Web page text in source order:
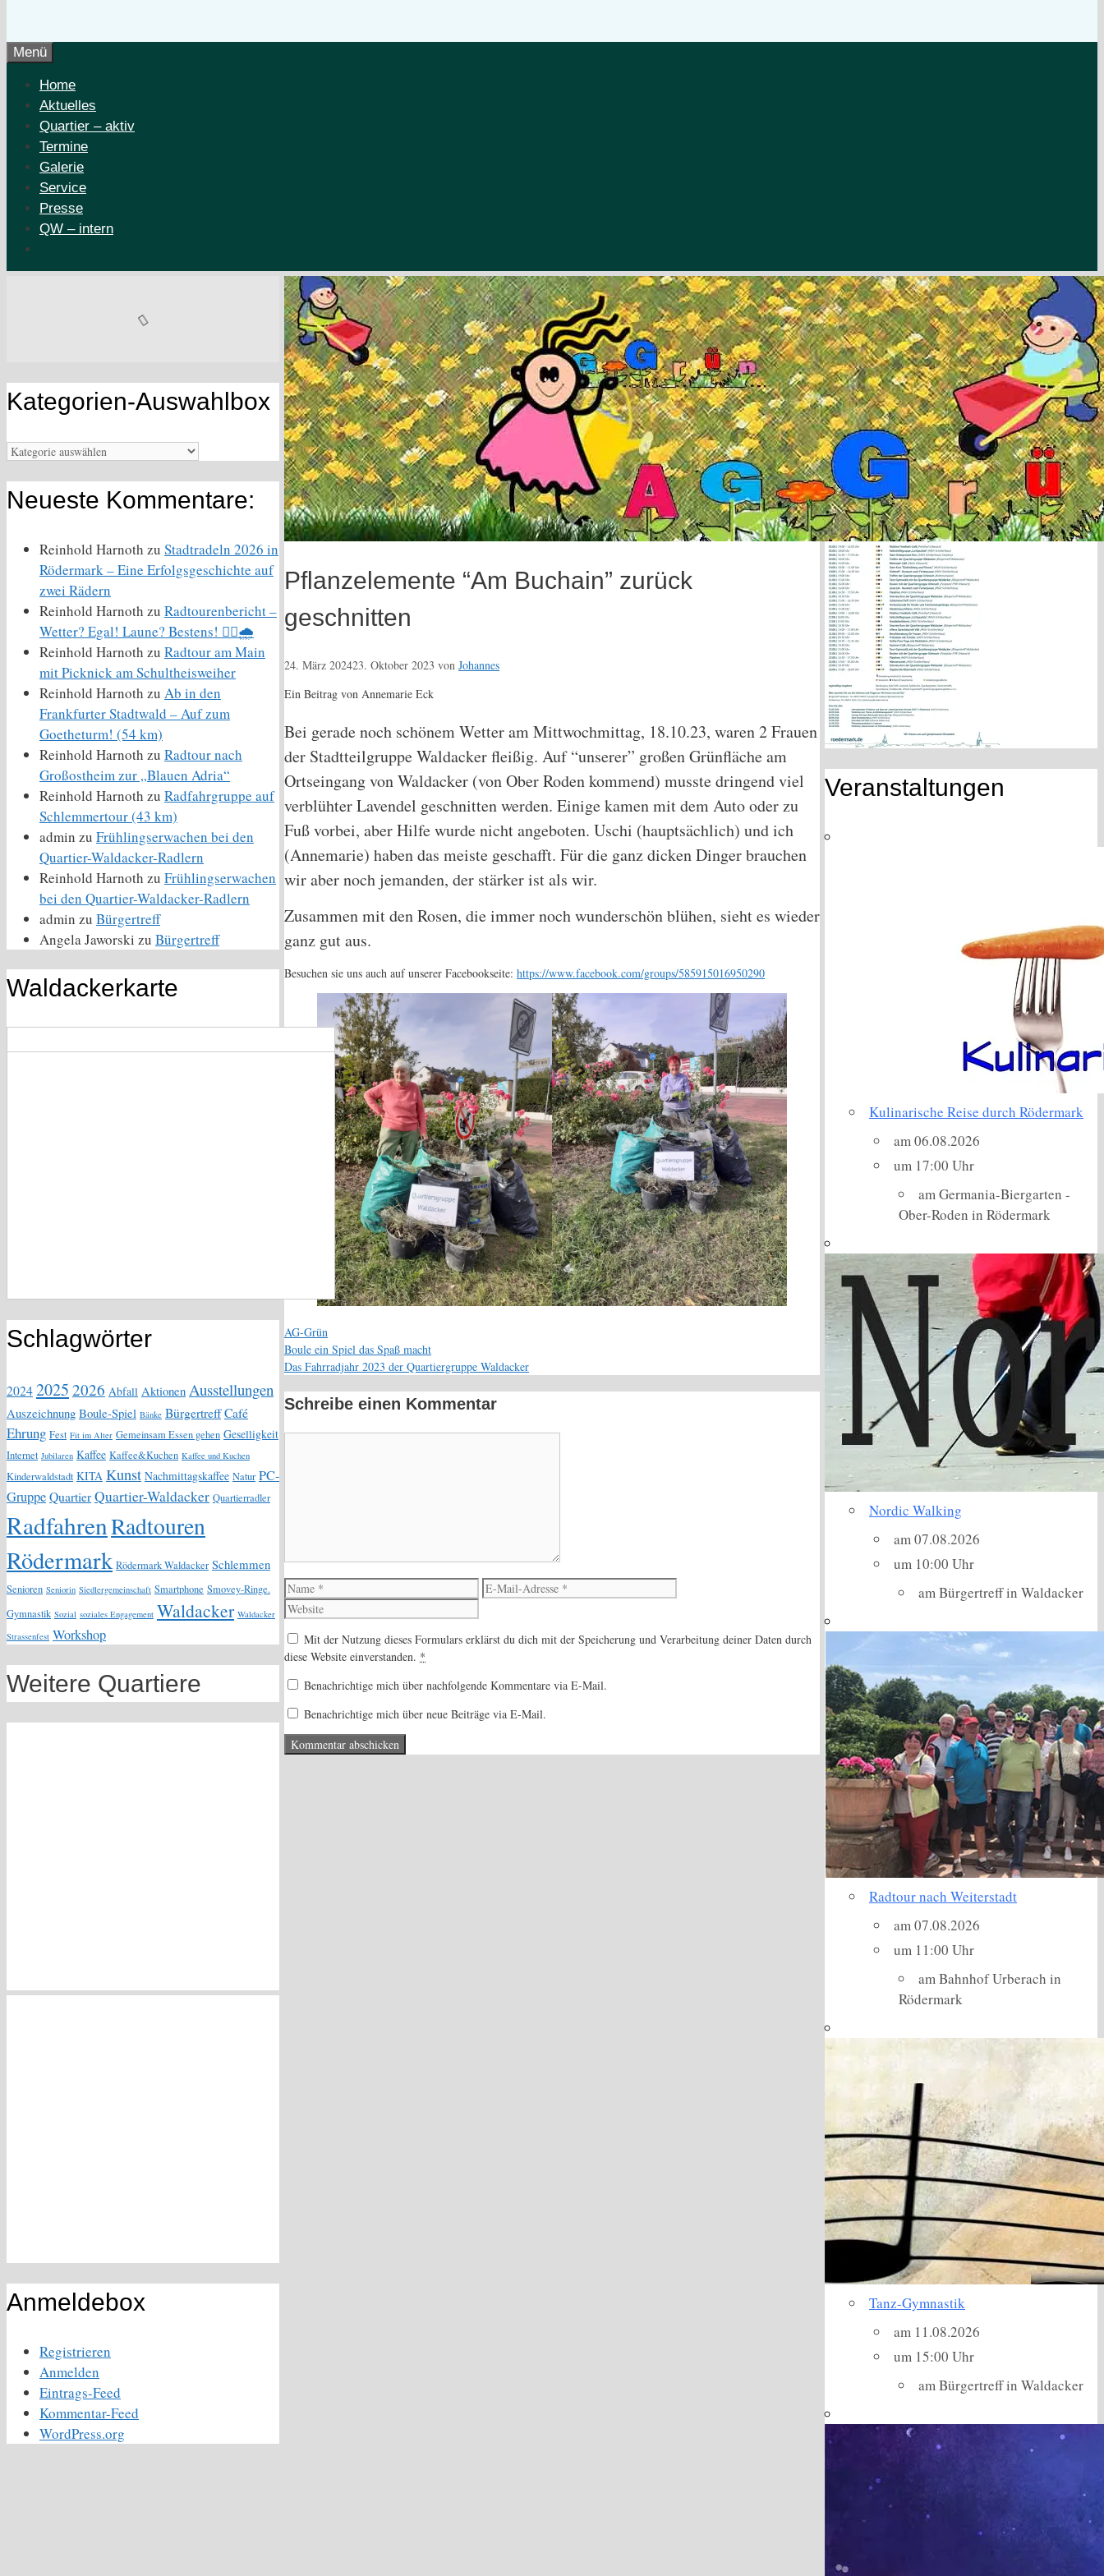
Menü
Home
Aktuelles
Quartier – aktiv
Termine
Galerie
Service
Presse
QW – intern
Pflanzelemente “Am Buchain” zurück
geschnitten
24. März 202423. Oktober 2023 von Johannes
Ein Beitrag von Annemarie Eck
Bei gerade noch schönem Wetter am Mittwochmittag, 18.10.23, waren 2 Frauen
der Stadtteilgruppe Waldacker fleißig. Auf “unserer” großen Grünfläche am
Ortseingang von Waldacker (von Ober Roden kommend) musste dringend viel
verblühter Lavendel geschnitten werden. Einige kamen mit dem Auto oder zu
Fuß vorbei, aber Hilfe wurde nicht angeboten. Uschi (hauptsächlich) und ich
(Annemarie) haben das meiste geschafft. Für die ganz dicken Dinger brauchen
wir aber noch jemanden, der stärker ist als wir.
Zusammen mit den Rosen, die immer noch wunderschön blühen, sieht es wieder
ganz gut aus.
Besuchen sie uns auch auf unserer Facebookseite: https://www.facebook.com/groups/585915016950290
Kategorien
AG-Grün
Boule ein Spiel das Spaß macht
Das Fahrradjahr 2023 der Quartiergruppe Waldacker
Schreibe einen Kommentar
Name
E-
Mail-
Mit der Nutzung dieses Formulars erklärst du dich mit der Speicherung und Verarbeitung deiner Daten durch
diese Website einverstanden. *
Benachrichtige mich über nachfolgende Kommentare via E-Mail.
Benachrichtige mich über neue Beiträge via E-Mail.
Kategorien-Auswahlbox
Kategorien-
Neueste Kommentare:
Reinhold Harnoth zu Stadtradeln 2026 in
Rödermark – Eine Erfolgsgeschichte auf
zwei Rädern
Reinhold Harnoth zu Radtourenbericht –
Wetter? Egal! Laune? Bestens! 🚴‍♀️🌧️
Reinhold Harnoth zu Radtour am Main
mit Picknick am Schultheisweiher
Reinhold Harnoth zu Ab in den
Frankfurter Stadtwald – Auf zum
Goetheturm! (54 km)
Reinhold Harnoth zu Radtour nach
Großostheim zur „Blauen Adria“
Reinhold Harnoth zu Radfahrgruppe auf
Schlemmertour (43 km)
admin zu Frühlingserwachen bei den
Quartier-Waldacker-Radlern
Reinhold Harnoth zu Frühlingserwachen
bei den Quartier-Waldacker-Radlern
admin zu Bürgertreff
Angela Jaworski zu Bürgertreff
Waldackerkarte
Schlagwörter
20242025 2026 Abfall Aktionen Ausstellungen
Auszeichnung Boule-Spiel Bänke BürgertreffCafé
Ehrung Fest Fit im Alter Gemeinsam Essen gehen Geselligkeit
Internet Jubilaren Kaffee Kaffee&Kuchen Kaffee und Kuchen
Kinderwaldstadt KITA Kunst Nachmittagskaffee Natur PC-
GruppeQuartierQuartier-Waldacker Quartierradler
RadfahrenRadtouren
Rödermark Rödermark Waldacker Schlemmen
Senioren Seniorin Siedlergemeinschaft Smartphone Smovey-Ringe.
Gymnastik Sozial soziales Engagement Waldacker Waldacker
Strassenfest Workshop
Weitere Quartiere
Anmeldebox
Registrieren
Anmelden
Eintrags-Feed
Kommentar-Feed
WordPress.org
Bürgerservice der
Stadt Rödermark
Termine Bürgertreff
Wakdacker &
Schillerhaus
Veranstaltungen
Kulinarische Reise durch Rödermark
am 06.08.2026
um 17:00 Uhr
am Germania-Biergarten -
Ober-Roden in Rödermark
Nordic Walking
am 07.08.2026
um 10:00 Uhr
am Bürgertreff in Waldacker
Radtour nach Weiterstadt
am 07.08.2026
um 11:00 Uhr
am Bahnhof Urberach in
Rödermark
Tanz-Gymnastik
am 11.08.2026
um 15:00 Uhr
am Bürgertreff in Waldacker